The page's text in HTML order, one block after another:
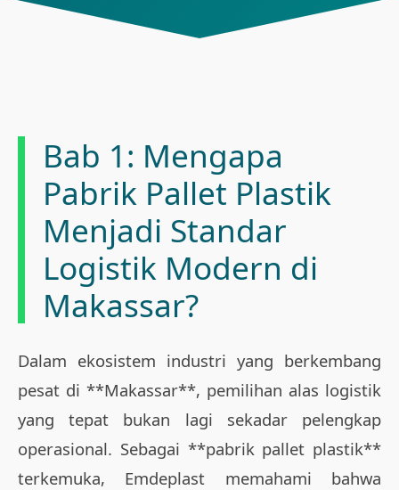
Bab 1: Mengapa
Pabrik Pallet Plastik
Menjadi Standar
Logistik Modern di
Makassar?
Dalam ekosistem industri yang berkembang
pesat di **Makassar**, pemilihan alas logistik
yang tepat bukan lagi sekadar pelengkap
operasional. Sebagai **pabrik pallet plastik**
terkemuka, Emdeplast memahami bahwa